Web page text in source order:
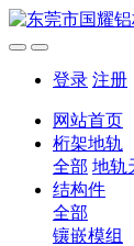
登录 注册
网站首页
桁架地轨
全部 地轨
结构件
全部
镶嵌模组